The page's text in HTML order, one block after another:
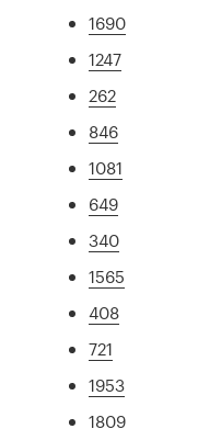
1690
1247
262
846
1081
649
340
1565
408
721
1953
1809